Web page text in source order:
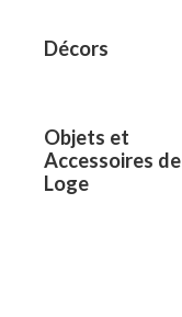
Décors
Objets et
Accessoires de
Loge